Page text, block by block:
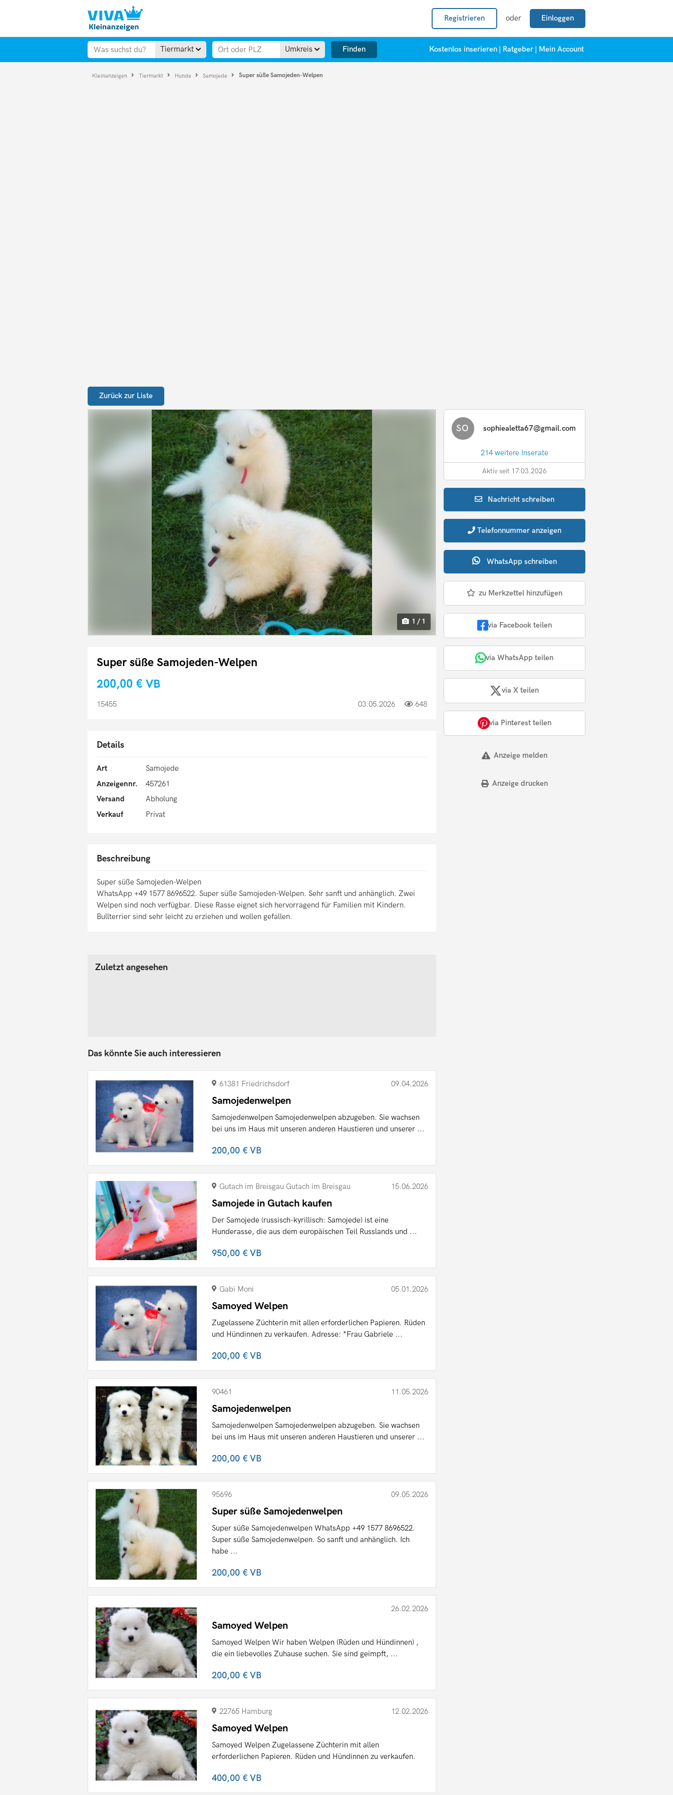
Registrieren oder Einloggen
Tiermarkt Umkreis Finden Kostenlos inserieren Ratgeber Mein Account
Kleinanzeigen Tiermarkt Hunde Samojede Super süße Samojeden-Welpen
Zurück zur Liste
1 / 1
Super süße Samojeden-Welpen
200,00 € VB
15455 03.05.2026 648
Details
Art
Samojede
Anzeigennr.
457261
Versand
Abholung
Verkauf
Privat
Beschreibung
Super süße Samojeden-Welpen
WhatsApp +49 1577 8696522. Super süße Samojeden-Welpen. Sehr sanft und anhänglich. Zwei
Welpen sind noch verfügbar. Diese Rasse eignet sich hervorragend für Familien mit Kindern.
Bullterrier sind sehr leicht zu erziehen und wollen gefallen.
SO sophiealetta67@gmail.com
214 weitere Inserate
Aktiv seit 17.03.2026
Nachrichtschreiben
Telefonnummer anzeigen
WhatsApp schreiben
zu Merkzettel hinzufügen
via Facebook teilen
via WhatsApp teilen
via X teilen
via Pinterest teilen
Anzeige melden
Anzeige drucken
Zuletzt angesehen
Das könnte Sie auch interessieren
61381 Friedrichsdorf 09.04.2026
Samojedenwelpen
Samojedenwelpen Samojedenwelpen abzugeben. Sie wachsen
bei uns im Haus mit unseren anderen Haustieren und unserer ...
200,00 €VB
Gutach im Breisgau Gutach im Breisgau 15.06.2026
Samojede in Gutach kaufen
Der Samojede (russisch-kyrillisch: Samojede) ist eine
Hunderasse, die aus dem europäischen Teil Russlands und ...
950,00 €VB
Gabi Moni 05.01.2026
Samoyed Welpen
Zugelassene Züchterin mit allen erforderlichen Papieren. Rüden
und Hündinnen zu verkaufen. Adresse: *Frau Gabriele ...
200,00 €VB
90461 11.05.2026
Samojedenwelpen
Samojedenwelpen Samojedenwelpen abzugeben. Sie wachsen
bei uns im Haus mit unseren anderen Haustieren und unserer ...
200,00 €VB
95696 09.05.2026
Super süße Samojedenwelpen
Super süße Samojedenwelpen WhatsApp +49 1577 8696522.
Super süße Samojedenwelpen. So sanft und anhänglich. Ich
habe ...
200,00 €VB
26.02.2026
Samoyed Welpen
Samoyed Welpen Wir haben Welpen (Rüden und Hündinnen) ,
die ein liebevolles Zuhause suchen. Sie sind geimpft, ...
200,00 €VB
22765 Hamburg 12.02.2026
Samoyed Welpen
Samoyed Welpen Zugelassene Züchterin mit allen
erforderlichen Papieren. Rüden und Hündinnen zu verkaufen.
400,00 €VB